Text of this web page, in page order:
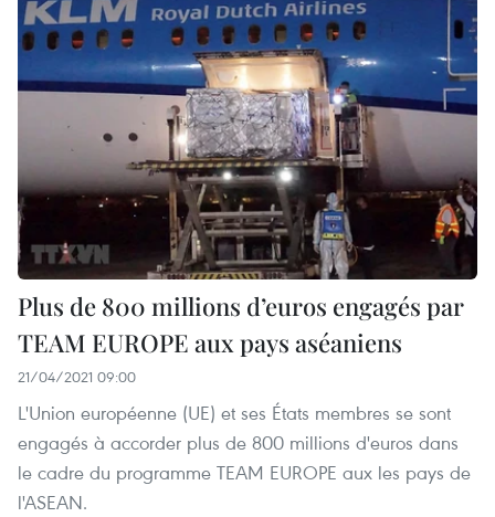
Plus de 800 millions d’euros engagés par
TEAM EUROPE aux pays aséaniens
21/04/2021 09:00
L'Union européenne (UE) et ses États membres se sont
engagés à accorder plus de 800 millions d'euros dans
le cadre du programme TEAM EUROPE aux les pays de
l'ASEAN.